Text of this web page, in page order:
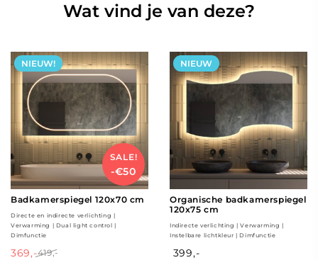
Wat vind je van deze?
NIEUW!
SALE!
-€50
Badkamerspiegel 120x70 cm
Directe en indirecte verlichting |
Verwarming | Dual light control |
Dimfunctie
369,-419,-
NIEUW
Organische badkamerspiegel
120x75 cm
Indirecte verlichting | Verwarming |
Instelbare lichtkleur | Dimfunctie
399,-